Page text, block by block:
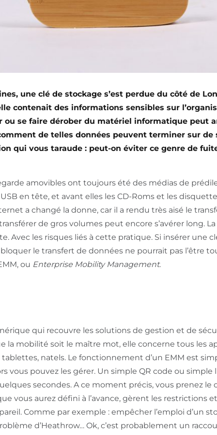
une clé de stockage s’est perdue du côté de
contenait des informations sensibles sur
ou se faire dérober du matériel informatique peut
de telles données peuvent terminer sur de
qui vous taraude : peut-on éviter ce genre de
amovibles ont toujours été des médias de
en tête, et avant elles les CD-Roms et les
a changé la donne, car il a rendu très aisé le
de gros volumes peut encore s’avérer long.
Avec les risques liés à cette pratique. Si insérer une
le transfert de données ne pourrait pas l’être
ou Enterprise Mobility Management.
qui recouvre les solutions de gestion et de
la mobilité soit le maître mot, elle concerne tous les
natels. Le fonctionnement d’un EMM est
vous pouvez les gérer. Un simple QR code ou
secondes. A ce moment précis, vous prenez
vous aurez défini à l’avance, gèrent les restrictions
Comme par exemple : empêcher l’emploi d’un
d’Heathrow… Ok, c’est probablement un